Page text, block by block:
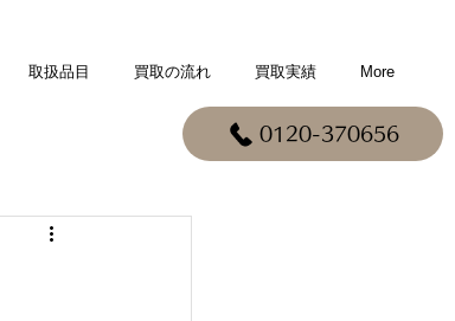
0120-370656
取扱品目 買取の流れ 買取実績 More